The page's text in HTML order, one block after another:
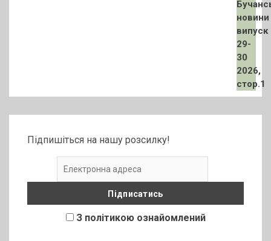
Підпишіться на нашу розсилку!
З політикою ознайомлений